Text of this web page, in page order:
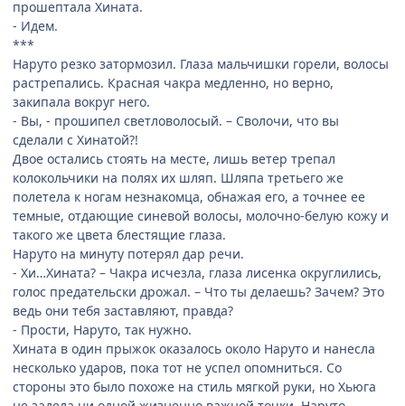
прошептала Хината.
- Идем.
***
Наруто резко затормозил. Глаза мальчишки горели, волосы
растрепались. Красная чакра медленно, но верно,
закипала вокруг него.
- Вы, - прошипел светловолосый. – Сволочи, что вы
сделали с Хинатой?!
Двое остались стоять на месте, лишь ветер трепал
колокольчики на полях их шляп. Шляпа третьего же
полетела к ногам незнакомца, обнажая его, а точнее ее
темные, отдающие синевой волосы, молочно-белую кожу и
такого же цвета блестящие глаза.
Наруто на минуту потерял дар речи.
- Хи…Хината? – Чакра исчезла, глаза лисенка округлились,
голос предательски дрожал. – Что ты делаешь? Зачем? Это
ведь они тебя заставляют, правда?
- Прости, Наруто, так нужно.
Хината в один прыжок оказалось около Наруто и нанесла
несколько ударов, пока тот не успел опомниться. Со
стороны это было похоже на стиль мягкой руки, но Хьюга